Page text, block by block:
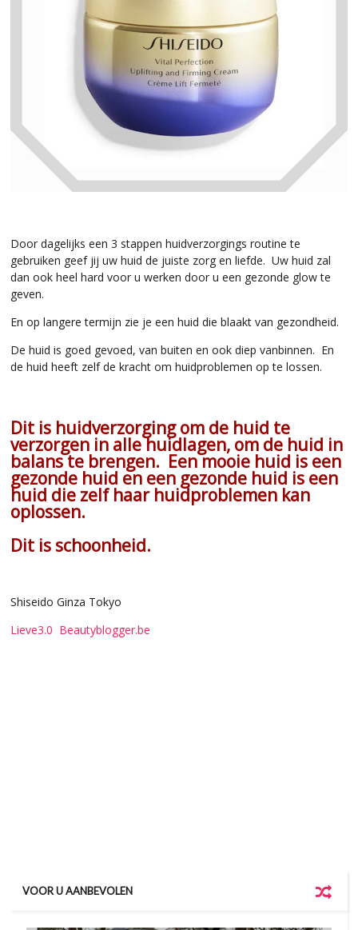
Door dagelijks een 3 stappen huidverzorgings routine te
gebruiken geef jij uw huid de juiste zorg en liefde. Uw huid zal
dan ook heel hard voor u werken door u een gezonde glow te
geven.
En op langere termijn zie je een huid die blaakt van gezondheid.
De huid is goed gevoed, van buiten en ook diep vanbinnen. En
de huid heeft zelf de kracht om huidproblemen op te lossen.
Dit is huidverzorging om de huid te
verzorgen in alle huidlagen, om de huid in
balans te brengen. Een mooie huid is een
gezonde huid en een gezonde huid is een
huid die zelf haar huidproblemen kan
oplossen.
Dit is schoonheid.
Shiseido Ginza Tokyo
Lieve3.0 Beautyblogger.be
VOOR U AANBEVOLEN